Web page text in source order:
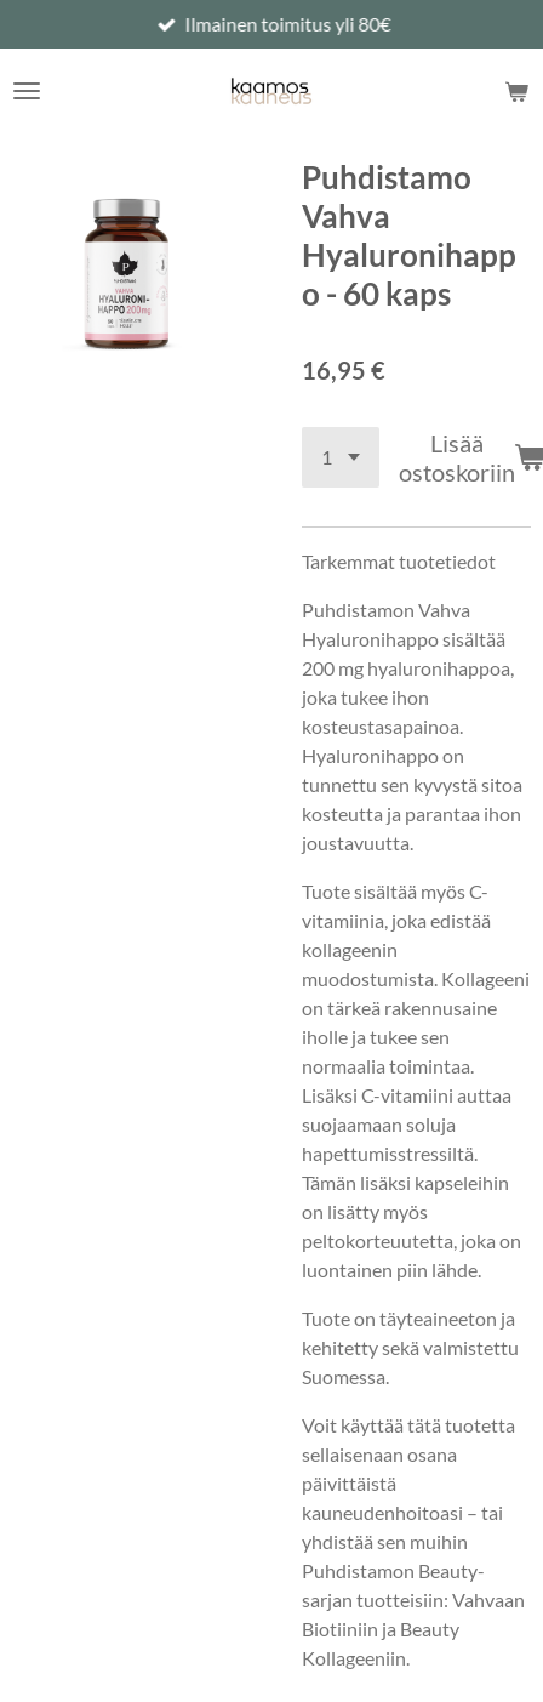
pääsisältöön
Ilmainen toimitus yli 80€
Puhdistamo
Vahva
Hyaluronihapp
o - 60 kaps
16,95 €
Lisää
ostoskoriin
Tarkemmat tuotetiedot
Puhdistamon Vahva
Hyaluronihappo sisältää
200 mg hyaluronihappoa,
joka tukee ihon
kosteustasapainoa.
Hyaluronihappo on
tunnettu sen kyvystä sitoa
kosteutta ja parantaa ihon
joustavuutta.
Tuote sisältää myös C-
vitamiinia, joka edistää
kollageenin
muodostumista. Kollageeni
on tärkeä rakennusaine
iholle ja tukee sen
normaalia toimintaa.
Lisäksi C-vitamiini auttaa
suojaamaan soluja
hapettumisstressiltä.
Tämän lisäksi kapseleihin
on lisätty myös
peltokorteuutetta, joka on
luontainen piin lähde.
Tuote on täyteaineeton ja
kehitetty sekä valmistettu
Suomessa.
Voit käyttää tätä tuotetta
sellaisenaan osana
päivittäistä
kauneudenhoitoasi – tai
yhdistää sen muihin
Puhdistamon Beauty-
sarjan tuotteisiin: Vahvaan
Biotiiniin ja Beauty
Kollageeniin.